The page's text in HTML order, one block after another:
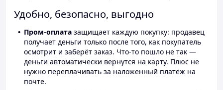
Удобно, безопасно, выгодно
Пром-оплата защищает каждую покупку: продавец
получает деньги только после того, как покупатель
осмотрит и заберёт заказ. Что-то пошло не так —
деньги автоматически вернутся на карту. Плюс не
нужно переплачивать за наложенный платёж на
почте.